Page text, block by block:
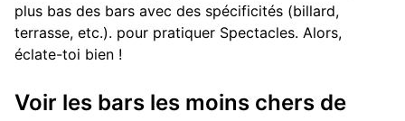
plus bas des bars avec des spécificités (billard,
terrasse, etc.). pour pratiquer Spectacles. Alors,
éclate-toi bien !
Voir les bars les moins chers de